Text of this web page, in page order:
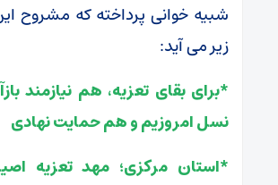
شبیه خوانی پرداخته که مشروح
زیر می آید:
*برای بقای تعزیه، هم نیازمند
نسل امروزیم و هم حمایت نهادی
*استان مرکزی؛ مهد تعزیه